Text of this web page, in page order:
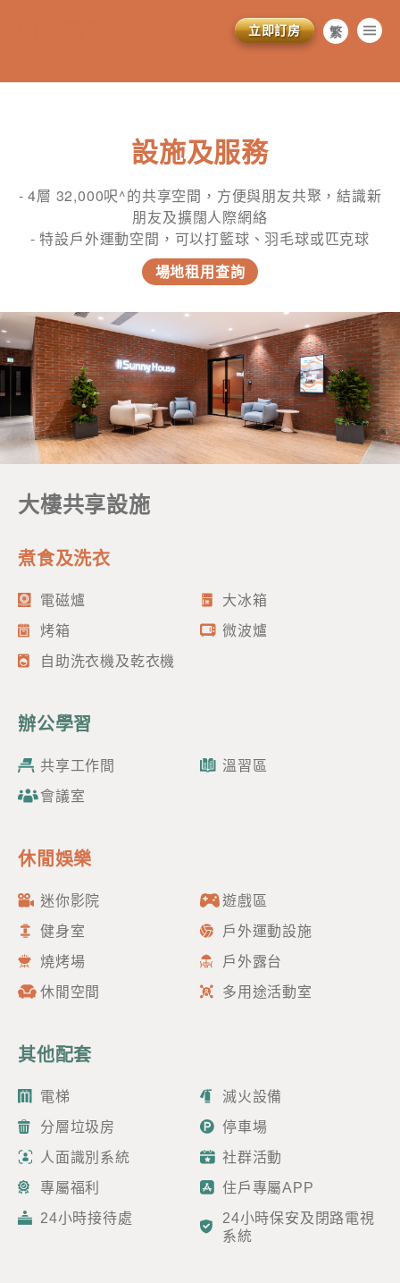
*為必填項目
稱謂
小姐
名*
電郵*
電話
國家/地區
繁
EN
立即訂房
設施及服務
- 4層 32,000呎^的共享空間，方便與朋友共聚，結識新
朋友及擴闊人際網絡
- 特設戶外運動空間，可以打籃球、羽毛球或匹克球
場地租用查詢
大樓共享設施
煮食及洗衣
電磁爐
大冰箱
烤箱
微波爐
自助洗衣機及乾衣機
辦公學習
共享工作間
溫習區
會議室
休閒娛樂
迷你影院
遊戲區
健身室
戶外運動設施
燒烤場
戶外露台
休閒空間
多用途活動室
其他配套
電梯
滅火設備
分層垃圾房
停車場
人面識別系統
社群活動
專屬福利
住戶專屬APP
24小時接待處
24小時保安及閉路電視
系統